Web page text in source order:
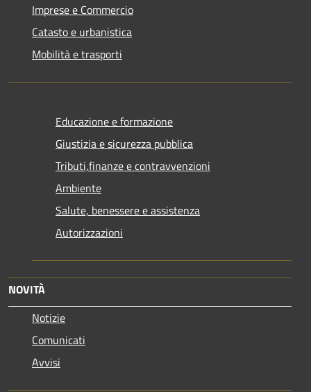
Imprese e Commercio
Catasto e urbanistica
Mobilità e trasporti
Educazione e formazione
Giustizia e sicurezza pubblica
Tributi,finanze e contravvenzioni
Ambiente
Salute, benessere e assistenza
Autorizzazioni
NOVITÀ
Notizie
Comunicati
Avvisi